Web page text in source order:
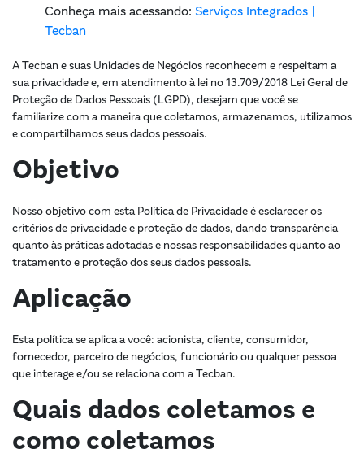
Conheça mais acessando: Serviços Integrados |
Tecban
A Tecban e suas Unidades de Negócios reconhecem e respeitam a
sua privacidade e, em atendimento à lei no 13.709/2018 Lei Geral de
Proteção de Dados Pessoais (LGPD), desejam que você se
familiarize com a maneira que coletamos, armazenamos, utilizamos
e compartilhamos seus dados pessoais.
Objetivo
Nosso objetivo com esta Política de Privacidade é esclarecer os
critérios de privacidade e proteção de dados, dando transparência
quanto às práticas adotadas e nossas responsabilidades quanto ao
tratamento e proteção dos seus dados pessoais.
Aplicação
Esta política se aplica a você: acionista, cliente, consumidor,
fornecedor, parceiro de negócios, funcionário ou qualquer pessoa
que interage e/ou se relaciona com a Tecban.
Quais dados coletamos e
como coletamos